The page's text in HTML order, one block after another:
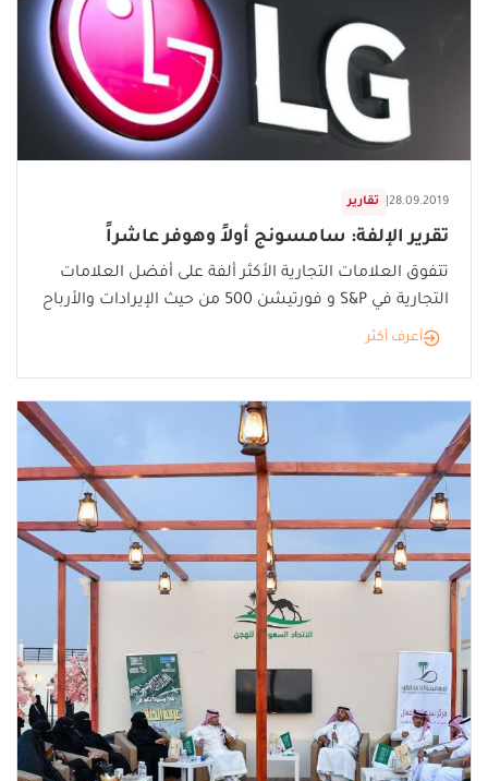
تقارير 28.09.2019
تقرير الإلفة: سامسونج أولاً وهوفر عاشراً
تتفوق العلامات التجارية الأكثر ألفة على أفضل العلامات
التجارية في S&P و فورتيشن 500 من حيث الإيرادات والأرباح
أعرف أكثر